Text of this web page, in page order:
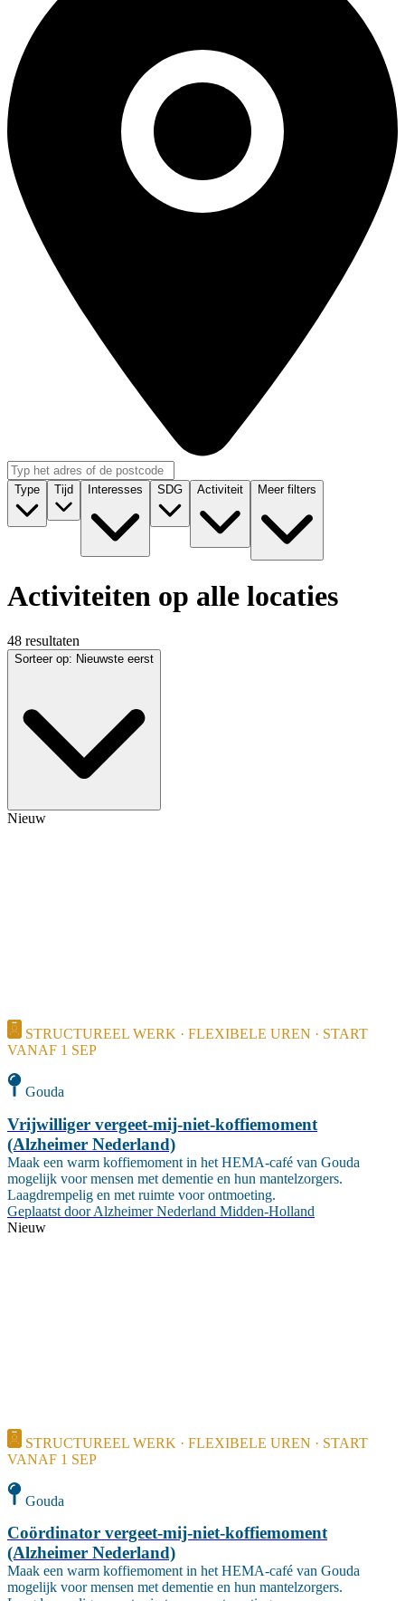
Type Tijd Interesses SDG Activiteit Meer filters
Activiteiten op alle locaties
48 resultaten
Sorteer op: Nieuwste eerst
Nieuw
STRUCTUREEL WERK · FLEXIBELE UREN · START
VANAF 1 SEP
Gouda
Vrijwilliger vergeet-mij-niet-koffiemoment
(Alzheimer Nederland)
Maak een warm koffiemoment in het HEMA-café van Gouda
mogelijk voor mensen met dementie en hun mantelzorgers.
Laagdrempelig en met ruimte voor ontmoeting.
Geplaatst door Alzheimer Nederland Midden-Holland
Nieuw
STRUCTUREEL WERK · FLEXIBELE UREN · START
VANAF 1 SEP
Gouda
Coördinator vergeet-mij-niet-koffiemoment
(Alzheimer Nederland)
Maak een warm koffiemoment in het HEMA-café van Gouda
mogelijk voor mensen met dementie en hun mantelzorgers.